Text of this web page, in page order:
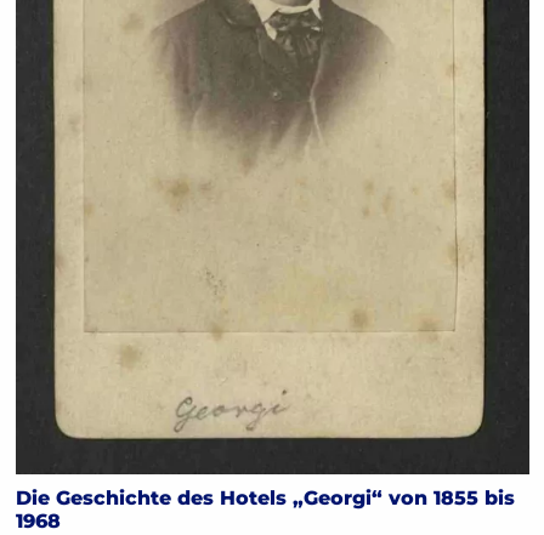
Die Geschichte des Hotels „Georgi“ von 1855 bis
1968